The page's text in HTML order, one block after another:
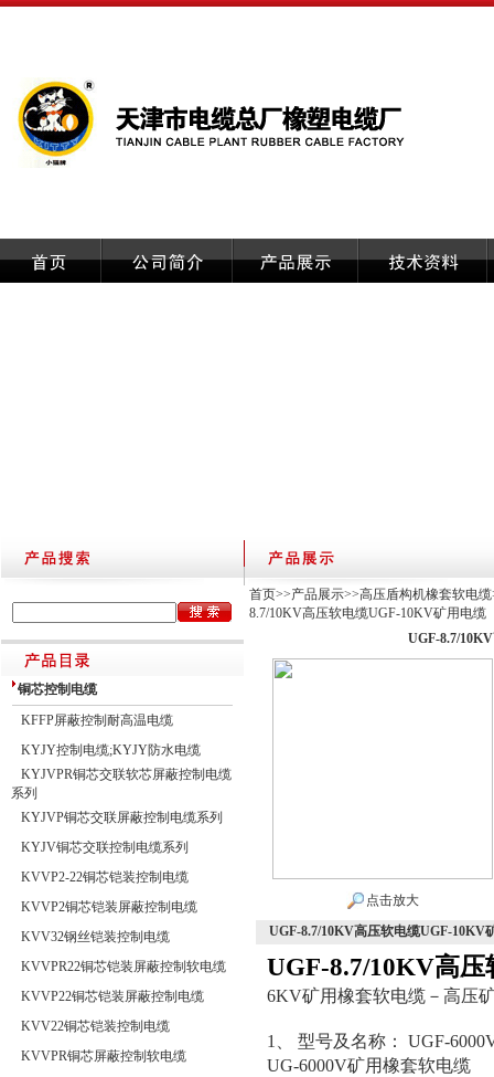
铜芯控制电缆
KFFP屏蔽控制耐高温电缆
KYJY控制电缆;KYJY防水电缆
KYJVPR铜芯交联软芯屏蔽控制电缆
系列
KYJVP铜芯交联屏蔽控制电缆系列
KYJV铜芯交联控制电缆系列
KVVP2-22铜芯铠装控制电缆
KVVP2铜芯铠装屏蔽控制电缆
KVV32钢丝铠装控制电缆
KVVPR22铜芯铠装屏蔽控制软电缆
KVVP22铜芯铠装屏蔽控制电缆
KVV22铜芯铠装控制电缆
KVVPR铜芯屏蔽控制软电缆
首页>>产品展示>>高压盾构机橡套软电缆
8.7/10KV高压软电缆UGF-10KV矿用电缆
UGF-8.7/
点击放大
UGF-8.7/10KV高压软电缆UGF-10KV
UGF-8.7/10KV高压
6KV矿用橡套软电缆－高压
1、 型号及名称： UGF-
UG-6000V矿用橡套软电缆